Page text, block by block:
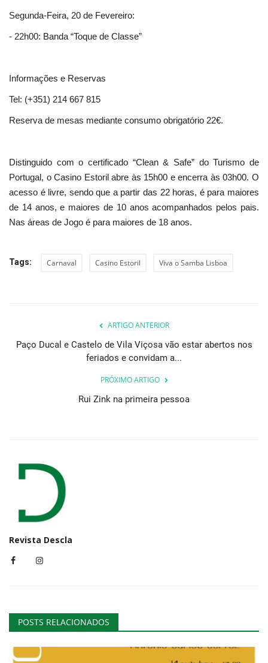
Segunda-Feira, 20 de Fevereiro:
- 22h00: Banda “Toque de Classe”
Informações e Reservas
Tel: (+351) 214 667 815
Reserva de mesas mediante consumo obrigatório 22€.
Distinguido com o certificado “Clean & Safe” do Turismo de
Portugal, o Casino Estoril abre às 15h00 e encerra às 03h00. O
acesso é livre, sendo que a partir das 22 horas, é para maiores
de 14 anos, e maiores de 10 anos acompanhados pelos pais.
Nas áreas de Jogo é para maiores de 18 anos.
Tags: Carnaval Casino Estoril Viva o Samba Lisboa
ARTIGO ANTERIOR
Paço Ducal e Castelo de Vila Viçosa vão estar abertos nos
feriados e convidam a...
PRÓXIMO ARTIGO
Rui Zink na primeira pessoa
Revista Descla
POSTS RELACIONADOS